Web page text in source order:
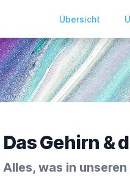
Übersicht
Das Gehirn &
Alles, was in